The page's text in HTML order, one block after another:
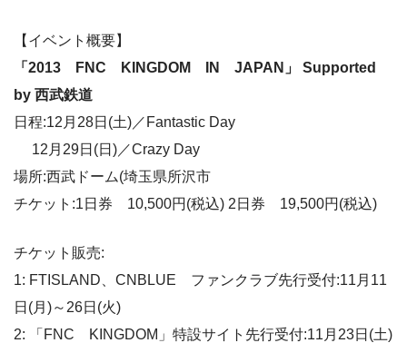
【イベント概要】
「2013 FNC KINGDOM IN JAPAN」 Supported
by 西武鉄道
日程:12月28日(土)／Fantastic Day
12月29日(日)／Crazy Day
場所:西武ドーム(埼玉県所沢市
チケット:1日券 10,500円(税込) 2日券 19,500円(税込)
チケット販売:
1: FTISLAND、CNBLUE ファンクラブ先行受付:11月11
日(月)～26日(火)
2: 「FNC KINGDOM」特設サイト先行受付:11月23日(土)